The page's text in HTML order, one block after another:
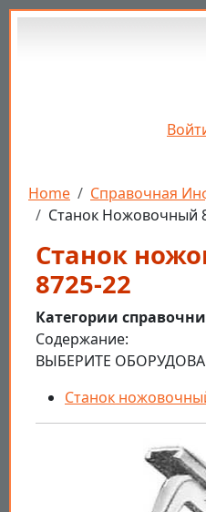
Перейти к основному
Строка
Home
Справочная
Станок Ножовочный
Станок
8725-22
Категории
Cодержание:
ВЫБЕРИТЕ
Станок